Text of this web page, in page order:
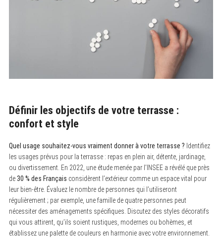
Définir les objectifs de votre terrasse :
confort et style
Quel usage souhaitez-vous vraiment donner à votre terrasse ? Identifiez
les usages prévus pour la terrasse : repas en plein air, détente, jardinage,
ou divertissement. En 2022, une étude menée par l’INSEE a révélé que près
de30 % des Français considèrent l’extérieur comme un espace vital pour
leur bien-être. Évaluez le nombre de personnes qui l’utiliseront
régulièrement ; par exemple, une famille de quatre personnes peut
nécessiter des aménagements spécifiques. Discutez des styles décoratifs
qui vous attirent, qu’ils soient rustiques, modernes ou bohèmes, et
établissez une palette de couleurs en harmonie avec votre environnement.